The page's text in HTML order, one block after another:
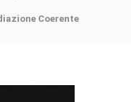
Coerente